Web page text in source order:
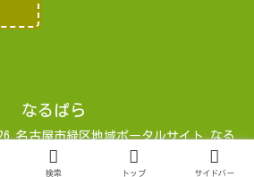
なるぱら
名古屋市緑区地域ポータルサイト なる
検索 トップ サイドバー